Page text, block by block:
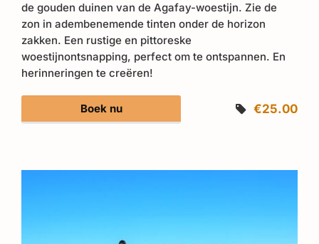
de gouden duinen van de Agafay-woestijn. Zie de
zon in adembenemende tinten onder de horizon
zakken. Een rustige en pittoreske
woestijnontsnapping, perfect om te ontspannen. En
herinneringen te creëren!
Boek nu €25.00